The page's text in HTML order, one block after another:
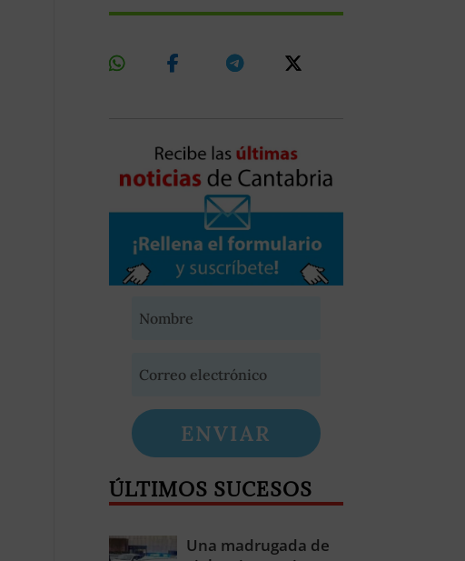
ENVIAR
ÚLTIMOS SUCESOS
Una madrugada de